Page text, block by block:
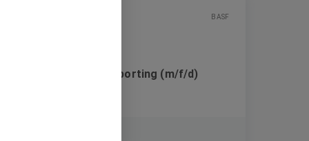
BASF
Specialist External Reporting (m/f/d)